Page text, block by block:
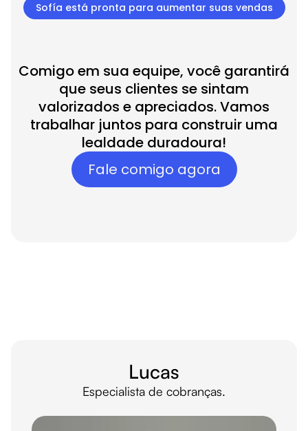
Sofía está pronta para aumentar suas vendas
Comigo em sua equipe, você garantirá
que seus clientes se sintam
valorizados e apreciados. Vamos
trabalhar juntos para construir uma
lealdade duradoura!
Fale comigo agora
Lucas
Especialista de cobranças.